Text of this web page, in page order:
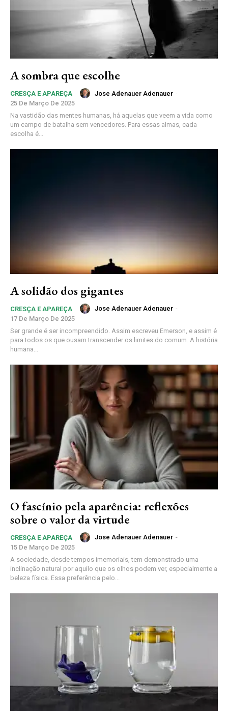
A sombra que escolhe
CRESÇA E APAREÇA Jose Adenauer Adenauer -
25 De Março De 2025
Na vastidão das mentes humanas, há aquelas que veem a vida como
um campo de batalha sem vencedores. Para essas almas, cada
escolha é...
A solidão dos gigantes
CRESÇA E APAREÇA Jose Adenauer Adenauer -
17 De Março De 2025
Ser grande é ser incompreendido. Assim escreveu Emerson, e assim é
para todos os que ousam transcender os limites do comum. A história
humana...
O fascínio pela aparência: reflexões
sobre o valor da virtude
CRESÇA E APAREÇA Jose Adenauer Adenauer -
15 De Março De 2025
A sociedade, desde tempos imemoriais, tem demonstrado uma
inclinação natural por aquilo que os olhos podem ver, especialmente a
beleza física. Essa preferência pelo...